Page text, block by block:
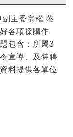
主委宗權 蒞
各項採購作
包含：所屬3
宣導、及特聘
料提供各單位